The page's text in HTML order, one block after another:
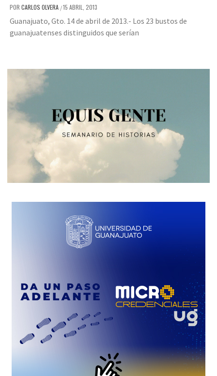
POR CARLOS OLVERA /15 ABRIL, 2013
Guanajuato, Gto. 14 de abril de 2013.- Los 23 bustos de
guanajuatenses distinguidos que serían